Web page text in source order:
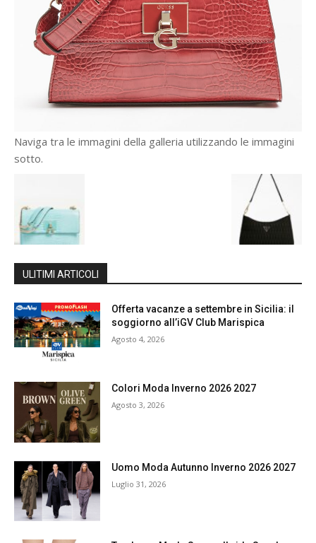
Naviga tra le immagini della galleria utilizzando le immagini
sotto.
ULITIMI ARTICOLI
Offerta vacanze a settembre in Sicilia: il
soggiorno all’iGV Club Marispica
Agosto 4, 2026
Colori Moda Inverno 2026 2027
Agosto 3, 2026
Uomo Moda Autunno Inverno 2026 2027
Luglio 31, 2026